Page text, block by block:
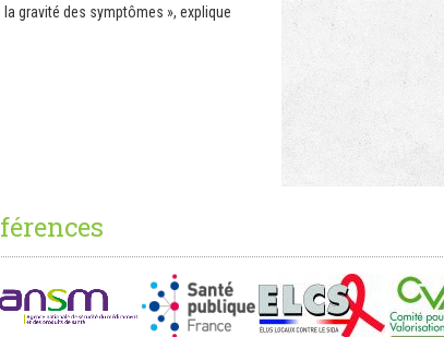
gravité des symptômes », explique